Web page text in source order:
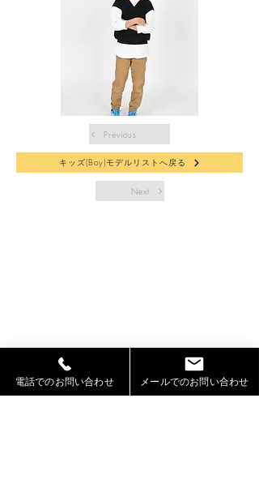
Previous
キッズ(Boy)モデルリストへ戻る
Next
電話でのお問い合わせ メールでのお問い合わせ